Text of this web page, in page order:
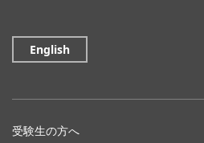
English
受験生の方へ